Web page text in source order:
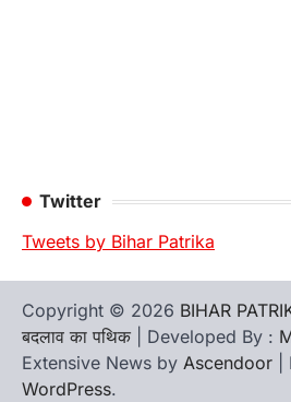
Twitter
Tweets by Bihar Patrika
Copyright © 2026 BIHAR
बदलाव का पथिक | Developed By :
Extensive News by Ascendoor
WordPress.